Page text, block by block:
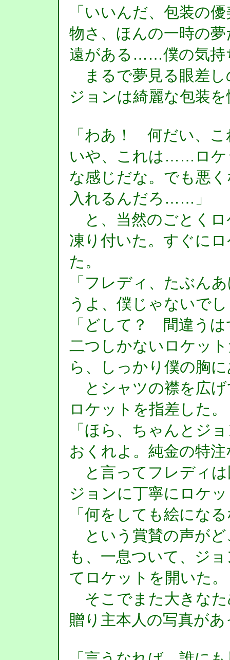
「いいんだ、包装の
物さ、ほんの一時の
遠がある……僕の気持
まるで夢見る眼差し
ジョンは綺麗な包装
「わあ！ 何だい、
いや、これは……ロケ
な感じだな。でも悪
入れるんだろ……」
と、当然のごとくロ
凍り付いた。すぐに
た。
「フレディ、たぶん
うよ、僕じゃないで
「どして？ 間違う
二つしかないロケッ
ら、しっかり僕の胸
とシャツの襟を広げ
ロケットを指差した。
「ほら、ちゃんとジ
おくれよ。純金の特
と言ってフレディは
ジョンに丁寧にロケ
「何をしても絵にな
という賞賛の声がど
も、一息ついて、ジ
てロケットを開いた。
そこでまた大きなた
贈り主本人の写真が